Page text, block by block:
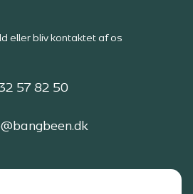
eller bliv kontaktet af os
57 82 50